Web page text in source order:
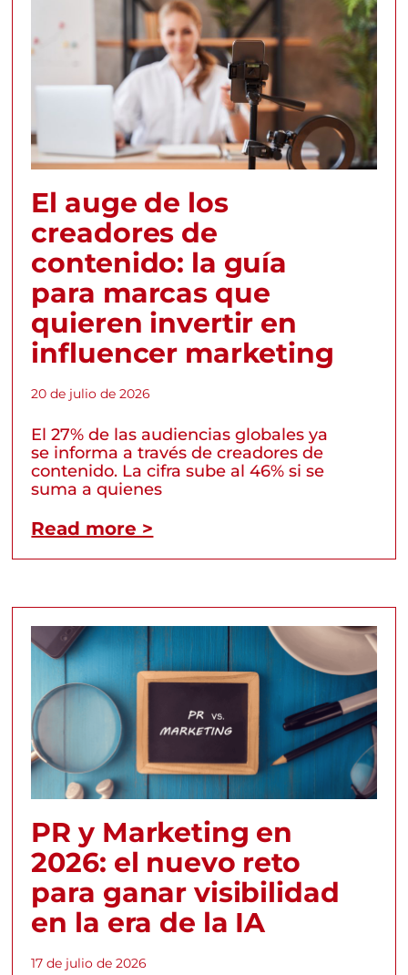
El auge de los
creadores de
contenido: la guía
para marcas que
quieren invertir en
influencer marketing
20 de julio de 2026
El 27% de las audiencias globales ya
se informa a través de creadores de
contenido. La cifra sube al 46% si se
suma a quienes
Read more >
PR y Marketing en
2026: el nuevo reto
para ganar visibilidad
en la era de la IA
17 de julio de 2026